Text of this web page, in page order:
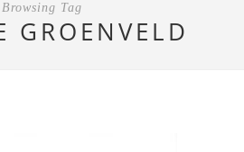
Browsing Tag
GROENVELD